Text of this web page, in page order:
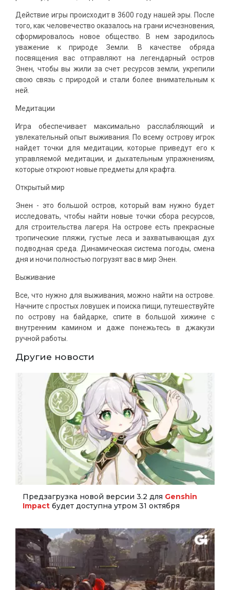
Действие игры происходит в 3600 году нашей эры. После
того, как человечество оказалось на грани исчезновения,
сформировалось новое общество. В нем зародилось
уважение к природе Земли. В качестве обряда
посвящения вас отправляют на легендарный остров
Энен, чтобы вы жили за счет ресурсов земли, укрепили
свою связь с природой и стали более внимательным к
ней.
Медитации
Игра обеспечивает максимально расслабляющий и
увлекательный опыт выживания. По всему острову игрок
найдет точки для медитации, которые приведут его к
управляемой медитации, и дыхательным упражнениям,
которые откроют новые предметы для крафта.
Открытый мир
Энен - это большой остров, который вам нужно будет
исследовать, чтобы найти новые точки сбора ресурсов,
для строительства лагеря. На острове есть прекрасные
тропические пляжи, густые леса и захватывающая дух
подводная среда. Динамическая система погоды, смена
дня и ночи полностью погрузят вас в мир Энен.
Выживание
Все, что нужно для выживания, можно найти на острове.
Начните с простых ловушек и поиска пищи, путешествуйте
по острову на байдарке, спите в большой хижине с
внутренним камином и даже понежьтесь в джакузи
ручной работы.
Другие новости
Предзагрузка новой версии 3.2 для Genshin
Impact будет доступна утром 31 октября